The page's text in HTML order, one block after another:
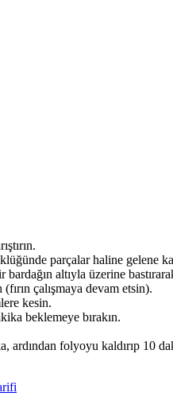
parçalar haline gelene
altıyla üzerine
çalışmaya devam etsin).
kesin.
beklemeye bırakın.
ardından folyoyu kaldırıp 10